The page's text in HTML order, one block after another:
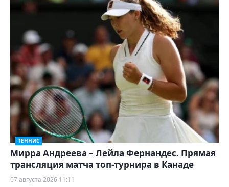
ТЕННИС
Мирра Андреева – Лейла Фернандес. Прямая
трансляция матча топ-турнира в Канаде
07 августа 2026 11:11